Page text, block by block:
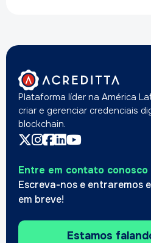
Plataforma líder na América
criar e gerenciar credenciais
blockchain.
Entre em contato conosco
Escreva-nos e entraremos
em breve!
Estamos